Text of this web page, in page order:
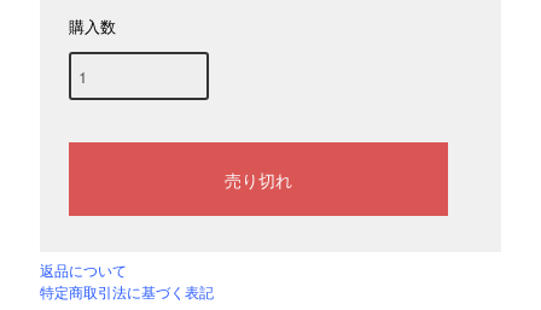
購入数
返品について
特定商取引法に基づく表記